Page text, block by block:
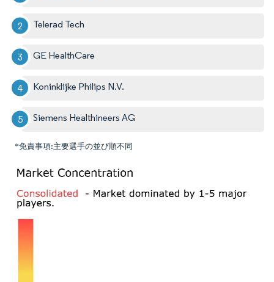
Telerad Tech
GE HealthCare
Koninklijke Philips N.V.
Siemens Healthineers AG
*免責事項:主要選手の並び順不同